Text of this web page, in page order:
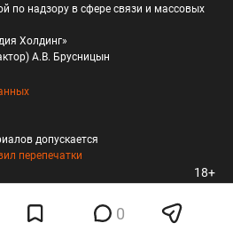
0
по надзору в сфере связи и массовых
Холдинг»
А.В. Брусницын
допускается
перепечатки
18+